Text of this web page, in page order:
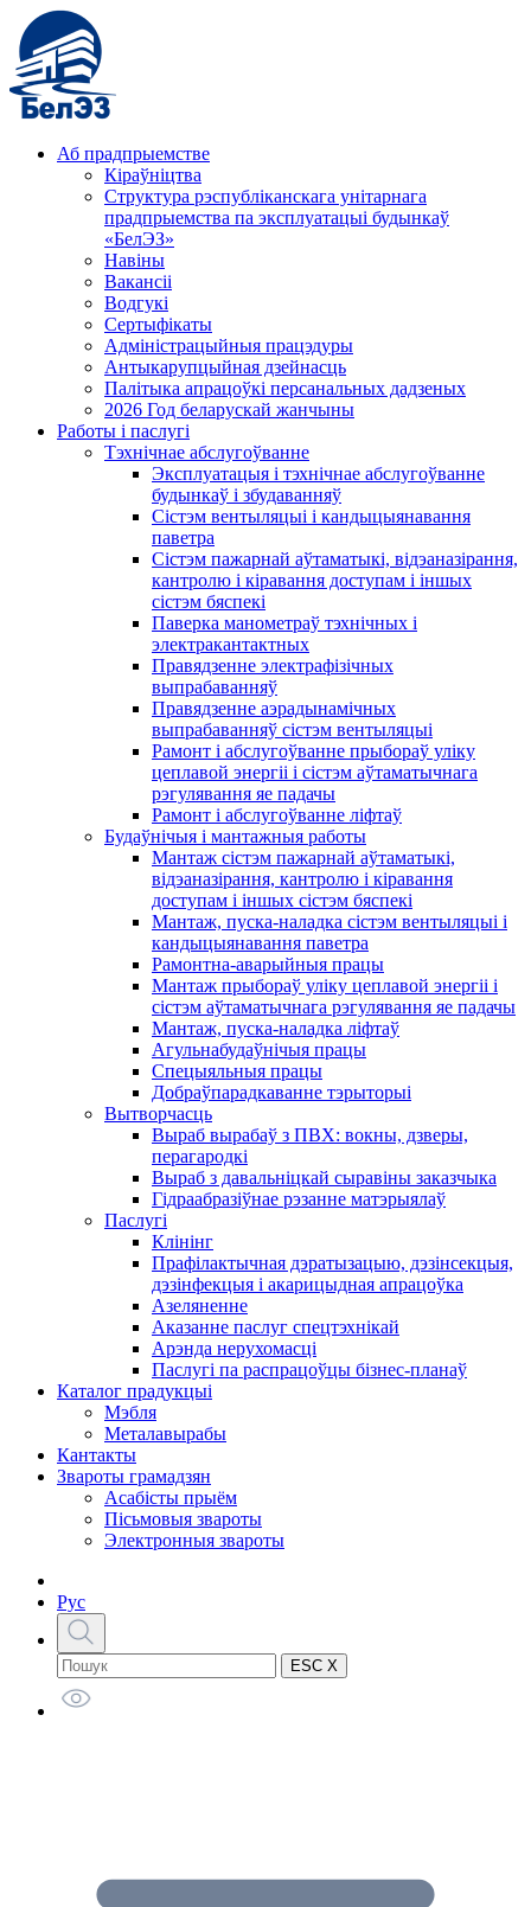
Аб прадпрыемстве
Кіраўніцтва
Структура рэспубліканскага унітарнага
прадпрыемства па эксплуатацыі будынкаў
«БелЭЗ»
Навіны
Вакансіі
Водгукі
Сертыфікаты
Адміністрацыйныя працэдуры
Антыкарупцыйная дзейнасць
Палітыка апрацоўкі персанальных дадзеных
2026 Год беларускай жанчыны
Работы і паслугі
Тэхнічнае абслугоўванне
Эксплуатацыя і тэхнічнае абслугоўванне
будынкаў і збудаванняў
Сістэм вентыляцыі і кандыцыянавання
паветра
Сістэм пажарнай аўтаматыкі, відэаназірання,
кантролю і кіравання доступам і іншых
сістэм бяспекі
Паверка манометраў тэхнічных і
электракантактных
Правядзенне электрафізічных
выпрабаванняў
Правядзенне аэрадынамічных
выпрабаванняў сістэм вентыляцыі
Рамонт і абслугоўванне прыбораў уліку
цеплавой энергіі і сістэм аўтаматычнага
рэгулявання яе падачы
Рамонт і абслугоўванне ліфтаў
Будаўнічыя і мантажныя работы
Мантаж сістэм пажарнай аўтаматыкі,
відэаназірання, кантролю і кіравання
доступам і іншых сістэм бяспекі
Мантаж, пуска-наладка сістэм вентыляцыі і
кандыцыянавання паветра
Рамонтна-аварыйныя працы
Мантаж прыбораў уліку цеплавой энергіі і
сістэм аўтаматычнага рэгулявання яе падачы
Мантаж, пуска-наладка ліфтаў
Агульнабудаўнічыя працы
Спецыяльныя працы
Добраўпарадкаванне тэрыторыі
Вытворчасць
Выраб вырабаў з ПВХ: вокны, дзверы,
перагародкі
Выраб з давальніцкай сыравіны заказчыка
Гідраабразіўнае рэзанне матэрыялаў
Паслугі
Клінінг
Прафілактычная дэратызацыю, дэзiнсекцыя,
дэзінфекцыя і акарицыдная апрацоўка
Азеляненне
Аказанне паслуг спецтэхнікай
Арэнда нерухомасці
Паслугі па распрацоўцы бізнес-планаў
Каталог прадукцыі
Мэбля
Металавырабы
Кантакты
Звароты грамадзян
Асабісты прыём
Пісьмовыя звароты
Электронныя звароты
Рус
ESC X